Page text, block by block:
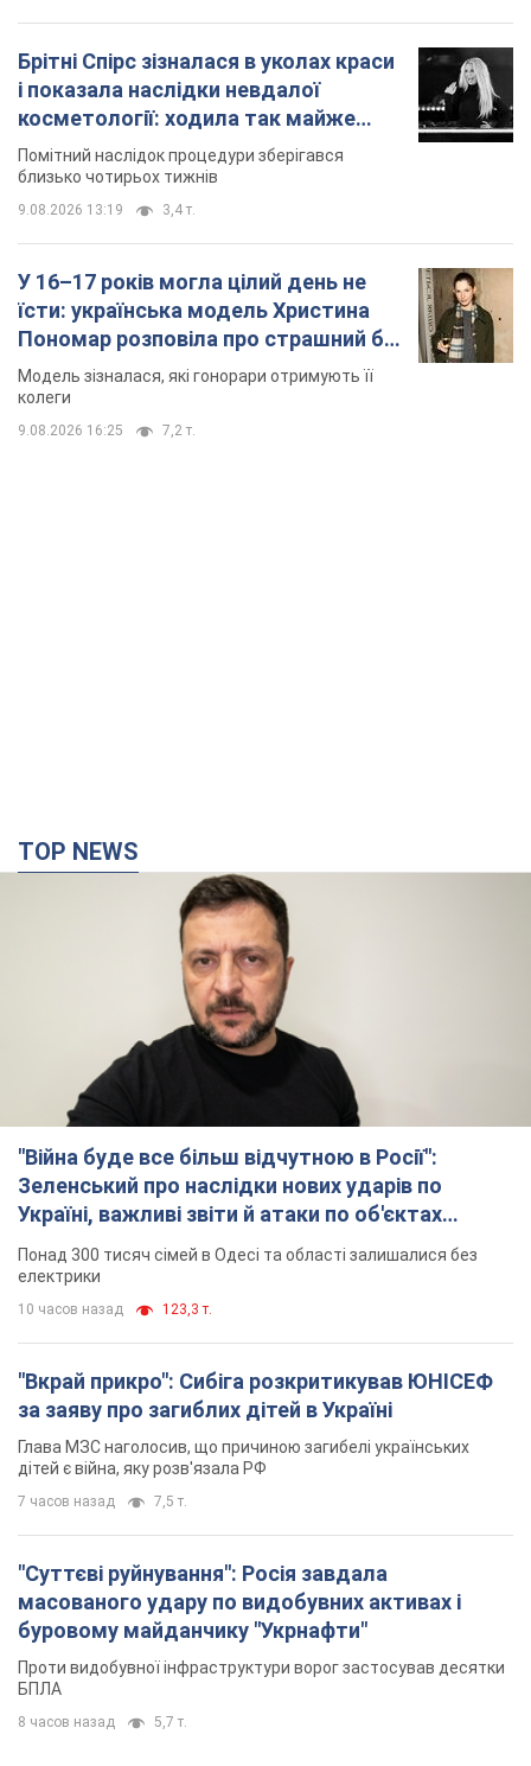
Брітні Спірс зізналася в уколах краси
і показала наслідки невдалої
косметології: ходила так майже
місяць
Помітний наслідок процедури зберігався
близько чотирьох тижнів
9.08.2026 13:19 3,4 т.
У 16–17 років могла цілий день не
їсти: українська модель Христина
Пономар розповіла про страшний бік
модельної кар’єри
Модель зізналася, які гонорари отримують її
колеги
9.08.2026 16:25 7,2 т.
TOP NEWS
"Війна буде все більш відчутною в Росії":
Зеленський про наслідки нових ударів по
Україні, важливі звіти й атаки по об'єктах
ворога. Відео
Понад 300 тисяч сімей в Одесі та області залишалися без
електрики
10 часов назад 123,3 т.
"Вкрай прикро": Сибіга розкритикував ЮНІСЕФ
за заяву про загиблих дітей в Україні
Глава МЗС наголосив, що причиною загибелі українських
дітей є війна, яку розв'язала РФ
7 часов назад 7,5 т.
"Суттєві руйнування": Росія завдала
масованого удару по видобувних активах і
буровому майданчику "Укрнафти"
Проти видобувної інфраструктури ворог застосував десятки
БПЛА
8 часов назад 5,7 т.